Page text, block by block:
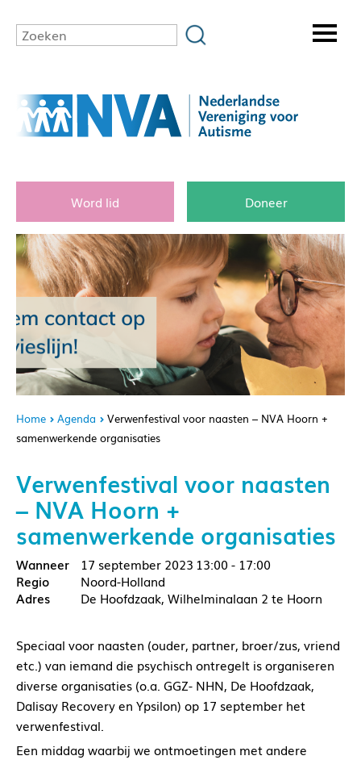
Word lid Doneer
Home Agenda
Verwenfestival voor naasten – NVA Hoorn +
samenwerkende organisaties
Verwenfestival voor naasten
– NVA Hoorn +
samenwerkende organisaties
17 september 2023 13:00 - 17:00
Noord-Holland
De Hoofdzaak, Wilhelminalaan 2 te Hoorn
Speciaal voor naasten (ouder, partner, broer/zus, vriend
etc.) van iemand die psychisch ontregelt is organiseren
diverse organisaties (o.a. GGZ- NHN, De Hoofdzaak,
Dalisay Recovery en Ypsilon) op 17 september het
verwenfestival.
Een middag waarbij we ontmoetingen met andere